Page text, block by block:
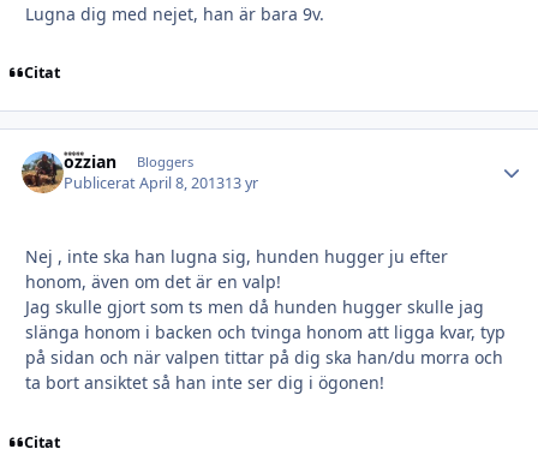
Lugna dig med nejet, han är bara 9v.
Citat
ozzian Bloggers
PubliceratApril 8, 201313 yr
Nej , inte ska han lugna sig, hunden hugger ju efter
honom, även om det är en valp!
Jag skulle gjort som ts men då hunden hugger skulle jag
slänga honom i backen och tvinga honom att ligga kvar, typ
på sidan och när valpen tittar på dig ska han/du morra och
ta bort ansiktet så han inte ser dig i ögonen!
Citat